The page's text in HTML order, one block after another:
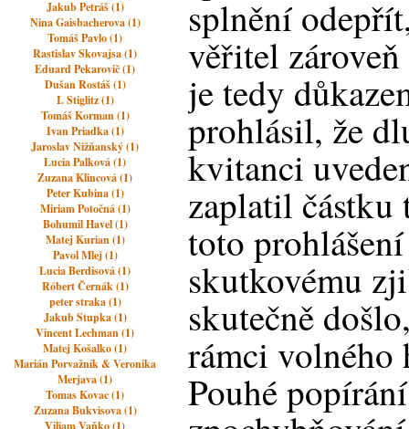
Jakub Petráš (1)
Nina Gaisbacherova (1)
Tomáš Pavlo (1)
Rastislav Skovajsa (1)
Eduard Pekarovič (1)
Dušan Rostáš (1)
I. Stiglitz (1)
Tomáš Korman (1)
Ivan Priadka (1)
Jaroslav Nižňanský (1)
Lucia Palková (1)
Zuzana Klincová (1)
Peter Kubina (1)
Miriam Potočná (1)
Bohumil Havel (1)
Matej Kurian (1)
Pavol Mlej (1)
Lucia Berdisová (1)
Róbert Černák (1)
peter straka (1)
Jakub Stupka (1)
Vincent Lechman (1)
Matej Košalko (1)
Marián Porvažník & Veronika
Merjava (1)
Tomas Kovac (1)
Zuzana Bukvisova (1)
Viliam Vaňko (1)
splnění
věřitel
je tedy
prohlásil, že
kvitanci
zaplatil částku
toto
skutkovému
skutečně
rámci volného
Pouhé